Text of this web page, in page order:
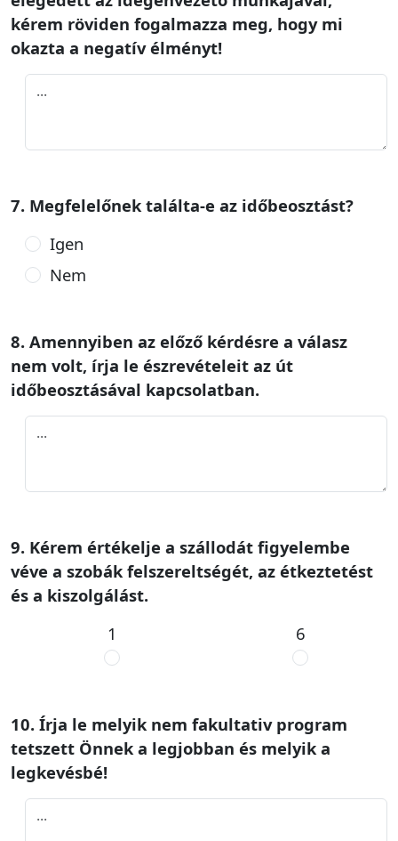
kérem röviden fogalmazza meg, hogy mi
okazta a negatív élményt!
7. Megfelelőnek találta-e az időbeosztást?
Igen
Nem
8. Amennyiben az előző kérdésre a válasz
nem volt, írja le észrevételeit az út
időbeosztásával kapcsolatban.
9. Kérem értékelje a szállodát figyelembe
véve a szobák felszereltségét, az étkeztetést
és a kiszolgálást.
1
6
10. Írja le melyik nem fakultativ program
tetszett Önnek a legjobban és melyik a
legkevésbé!